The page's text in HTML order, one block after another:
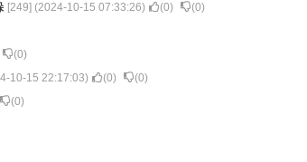
[249] (2024-10-15 07:33:26) (0) (0)
(0)
10-15 22:17:03) (0) (0)
(0)